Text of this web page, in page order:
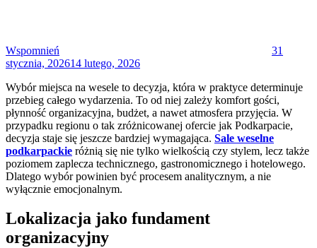
Wspomnień
31
stycznia, 202614 lutego, 2026
Wybór miejsca na wesele to decyzja, która w praktyce determinuje
przebieg całego wydarzenia. To od niej zależy komfort gości,
płynność organizacyjna, budżet, a nawet atmosfera przyjęcia. W
przypadku regionu o tak zróżnicowanej ofercie jak Podkarpacie,
decyzja staje się jeszcze bardziej wymagająca. Sale weselne
podkarpackie różnią się nie tylko wielkością czy stylem, lecz także
poziomem zaplecza technicznego, gastronomicznego i hotelowego.
Dlatego wybór powinien być procesem analitycznym, a nie
wyłącznie emocjonalnym.
Lokalizacja jako fundament
organizacyjny